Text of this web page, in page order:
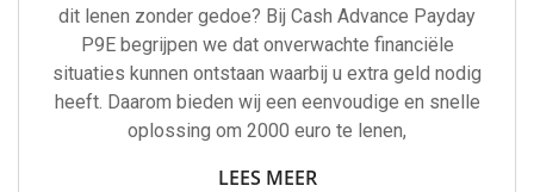
dit lenen zonder gedoe? Bij Cash Advance Payday
P9E begrijpen we dat onverwachte financiële
situaties kunnen ontstaan waarbij u extra geld nodig
heeft. Daarom bieden wij een eenvoudige en snelle
oplossing om 2000 euro te lenen,
LEES MEER